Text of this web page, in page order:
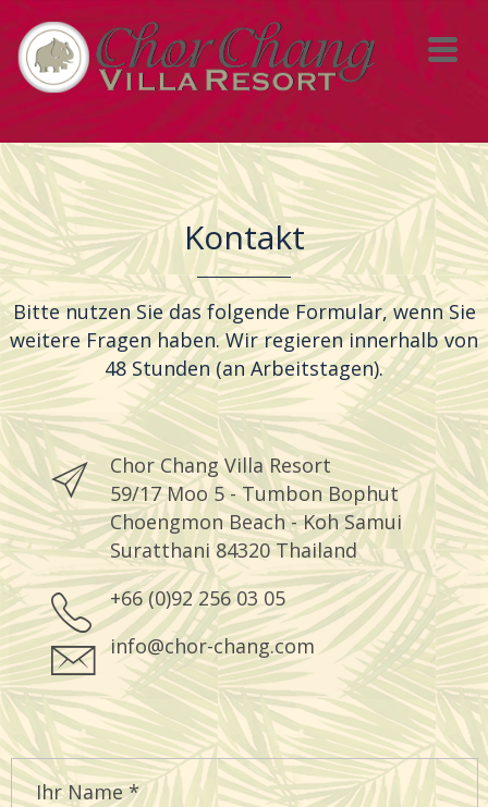
Kontakt
Bitte nutzen Sie das folgende Formular, wenn Sie
weitere Fragen haben. Wir regieren innerhalb von
48 Stunden (an Arbeitstagen).
Chor Chang Villa Resort
59/17 Moo 5 - Tumbon Bophut
Choengmon Beach - Koh Samui
Suratthani 84320 Thailand
+66 (0)92 256 03 05
info@chor-chang.com
Ihr Name*